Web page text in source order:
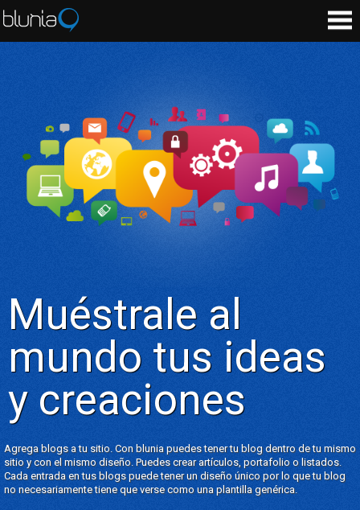
Muéstrale al
mundo tus ideas
y creaciones
Agrega blogs a tu sitio. Con blunia puedes tener tu blog dentro de tu mismo
sitio y con el mismo diseño. Puedes crear artículos, portafolio o listados.
Cada entrada en tus blogs puede tener un diseño único por lo que tu blog
no necesariamente tiene que verse como una plantilla genérica.